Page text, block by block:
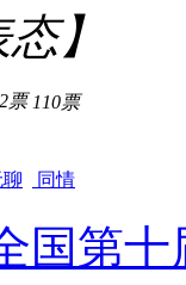
】
票 110票
同情
国第十